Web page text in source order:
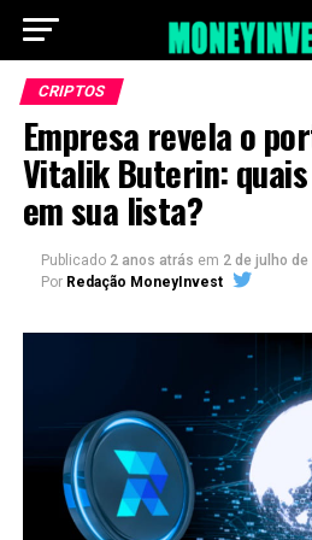
CRIPTOS
Empresa revela o
Vitalik Buterin:
em sua lista?
Publicado 2 anos atrás em 2 de julho de
Por Redação MoneyInvest